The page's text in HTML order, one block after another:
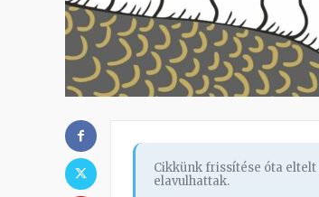
Cikkünk frissítése óta eltelt
elavulhattak.